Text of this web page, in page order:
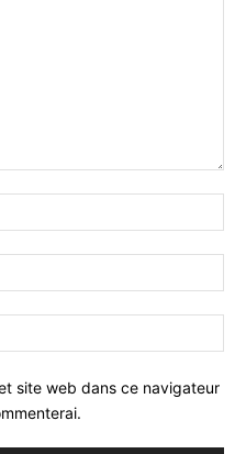
site web dans ce navigateur